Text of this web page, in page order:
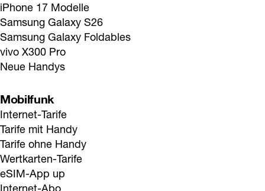
iPhone 17 Modelle
Samsung Galaxy S26
Samsung Galaxy Foldables
vivo X300 Pro
Neue Handys
Mobilfunk
Internet-Tarife
Tarife mit Handy
Tarife ohne Handy
Wertkarten-Tarife
eSIM-App up
Internet-Abo